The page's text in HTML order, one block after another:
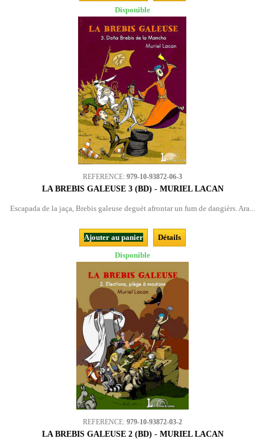
Disponible
REFERENCE: 979-10-93872-06-3
LA BREBIS GALEUSE 3 (BD) - MURIEL LACAN
Escapada de la jaça, Brebis galeuse deguèt afrontar un fum de dangièrs. Ara...
Ajouter au panier
Détails
Disponible
REFERENCE: 979-10-93872-03-2
LA BREBIS GALEUSE 2 (BD) - MURIEL LACAN